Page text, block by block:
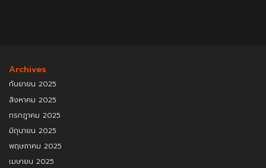
Archives
กันยายน 2025
สิงหาคม 2025
กรกฎาคม 2025
มิถุนายน 2025
พฤษภาคม 2025
เมษายน 2025